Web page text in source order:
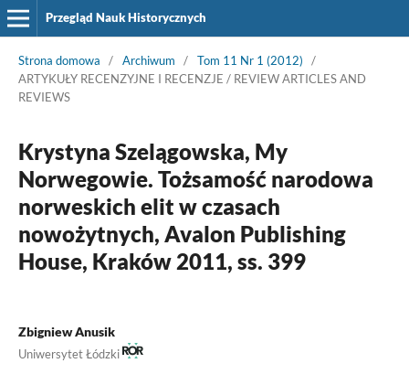
Przegląd Nauk Historycznych
Strona domowa / Archiwum / Tom 11 Nr 1 (2012)
/
ARTYKUŁY RECENZYJNE I RECENZJE / REVIEW ARTICLES AND
REVIEWS
Krystyna Szelągowska, My
Norwegowie. Tożsamość narodowa
norweskich elit w czasach
nowożytnych, Avalon Publishing
House, Kraków 2011, ss. 399
Zbigniew Anusik
Uniwersytet Łódzki